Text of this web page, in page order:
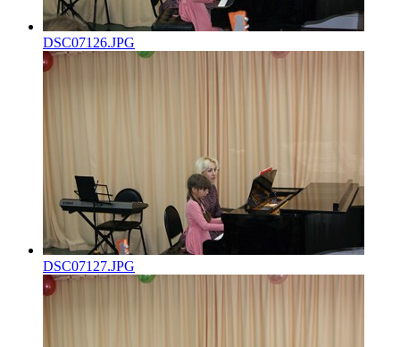
DSC07126.JPG
DSC07127.JPG